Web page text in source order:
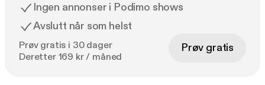
Ingen annonser i Podimo shows
Avslutt når som helst
Prøv gratis i 30 dager
Deretter 169 kr / måned
Prøv gratis